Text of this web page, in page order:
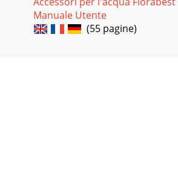
Manuale Utente
(55 pagine)